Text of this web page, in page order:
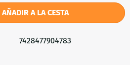
AÑADIR A LA CESTA
7428477904783